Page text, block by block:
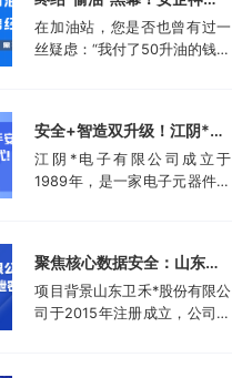
件助力加油站实现诚信经
营，挽回消费者信任
在加油站，您是否也曾有过一
丝疑虑：“我付了50升油的钱，
件等高科技手段偷油偷税的行
为屡被曝光，不仅让消费者蒙
受经济损失，更严重侵蚀了行
工作人员就选择引入了安企...
安全+智造双升级！江阴*电
子有限公司携手安企神开启
企业防护新时代！
江阴*电子有限公司成立于
1989年，是一家电子元器件集
品。还进入了汽车电子行业、
航空航天行业、工业控制行
业、医疗器械行业和消费电子
聚焦核心数据安全：山东卫
禾*股份有限公司携手安企神
软件构建防泄密屏障！
项目背景山东卫禾*股份有限公
司于2015年注册成立，公司拥